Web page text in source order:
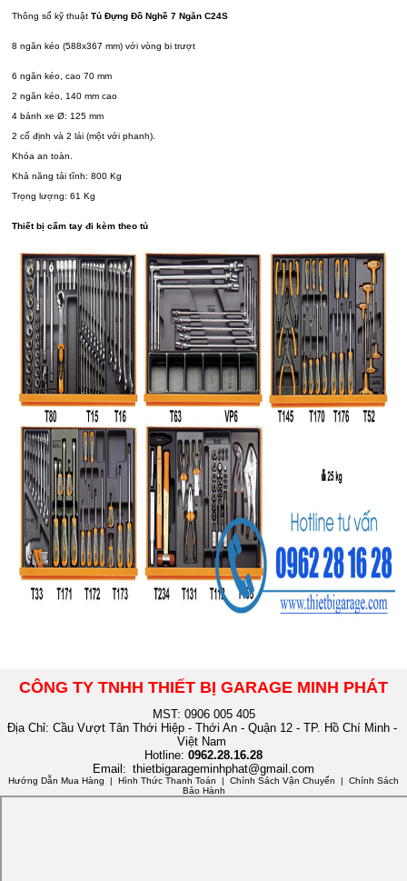
Thông số kỹ thuật Tủ Đựng Đồ Nghề 7 Ngăn C24S
8 ngăn kéo (588x367 mm) với vòng bi trượt
6 ngăn kéo, cao 70 mm
2 ngăn kéo, 140 mm cao
4 bánh xe Ø: 125 mm
2 cố định và 2 lái (một với phanh).
Khóa an toàn.
Khả năng tải tĩnh: 800 Kg
Trọng lượng: 61 Kg
Thiết bị cấm tay đi kèm theo tủ
CÔNG TY TNHH THIẾT BỊ GARAGE MINH PHÁT
MST: 0906 005 405
Địa Chỉ: Cầu Vượt Tân Thới Hiệp - Thới An - Quận 12 - TP. Hồ Chí Minh -
Việt Nam
Hotline: 0962.28.16.28
Email: thietbigarageminhphat@gmail.com
Hướng Dẫn Mua Hàng | Hình Thức Thanh Toán | Chính Sách Vận Chuyển | Chính Sách
Bảo Hành